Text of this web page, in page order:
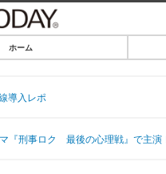
ホーム
導入レポ
『刑事ロク 最後の心理戦』で主演